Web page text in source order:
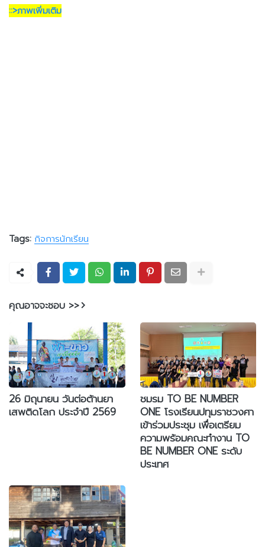
::>ภาพเพิ่มเติม
Tags: กิจการนักเรียน
คุณอาจจะชอบ >>
26 มิถุนายน วันต่อต้านยา
เสพติดโลก ประจำปี 2569
ชมรม TO BE NUMBER
ONE โรงเรียนปทุมราชวงศา
เข้าร่วมประชุม เพื่อเตรียม
ความพร้อมคณะทำงาน TO
BE NUMBER ONE ระดับ
ประเทศ